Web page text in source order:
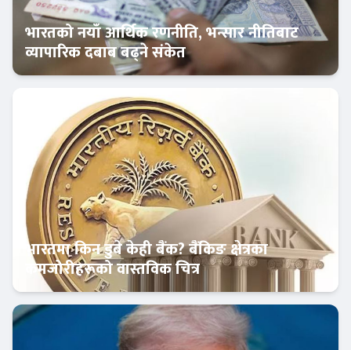
भारतको नयाँ आर्थिक रणनीति, भन्सार नीतिबाट
व्यापारिक दबाब बढ्ने संकेत
अन्तर्राष्ट्रिय बैंकिङ
भारतमा किन डुबे केही बैंक? बैंकिङ क्षेत्रका
कमजोरीहरूको वास्तविक चित्र